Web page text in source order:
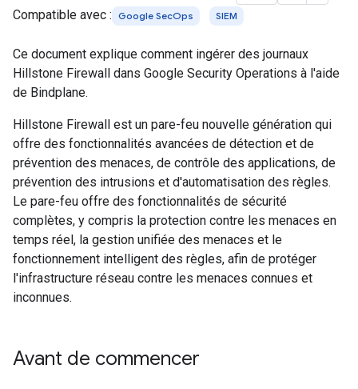
Compatible avec : Google SecOps SIEM
Ce document explique comment ingérer des journaux
Hillstone Firewall dans Google Security Operations à l'aide
de Bindplane.
Hillstone Firewall est un pare-feu nouvelle génération qui
offre des fonctionnalités avancées de détection et de
prévention des menaces, de contrôle des applications, de
prévention des intrusions et d'automatisation des règles.
Le pare-feu offre des fonctionnalités de sécurité
complètes, y compris la protection contre les menaces en
temps réel, la gestion unifiée des menaces et le
fonctionnement intelligent des règles, afin de protéger
l'infrastructure réseau contre les menaces connues et
inconnues.
Avant de commencer